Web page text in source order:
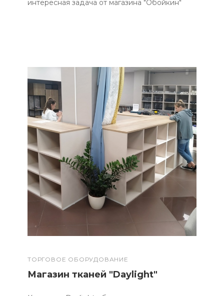
интересная задача от магазина "Обойкин"
ТОРГОВОЕ ОБОРУДОВАНИЕ
Магазин тканей "Daylight"